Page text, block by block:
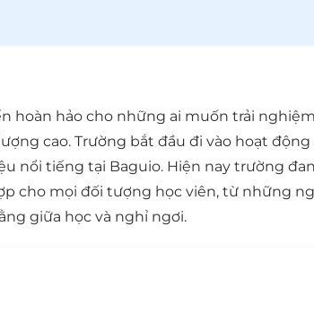
hoàn hảo cho những ai muốn trải
cao. Trường bắt đầu đi vào hoạt
nổi tiếng tại Baguio. Hiện nay trường
cho mọi đối tượng học viên, từ những
giữa học và nghỉ ngơi.